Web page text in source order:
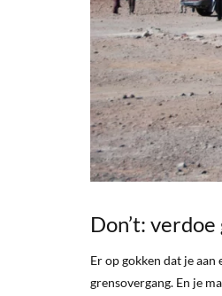
Don’t:
Er op gokken dat je
grensovergang. En je